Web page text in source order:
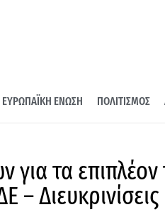
ΕΥΡΩΠΑΪΚΗ ΕΝΩΣΗ ΠΟΛΙΤΙΣΜΟΣ
τα
Διευκρινίσεις